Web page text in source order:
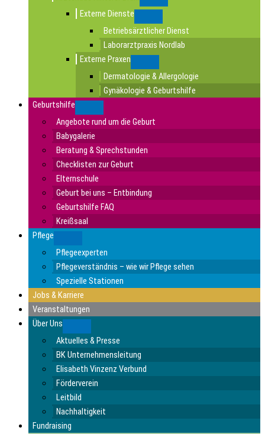
Externe Dienste
Betriebsärztlicher Dienst
Laborarztpraxis Nordlab
Externe Praxen
Dermatologie & Allergologie
Gynäkologie & Geburtshilfe
Geburtshilfe
Angebote rund um die Geburt
Babygalerie
Beratung & Sprechstunden
Checklisten zur Geburt
Elternschule
Geburt bei uns – Entbindung
Geburtshilfe FAQ
Kreißsaal
Pflege
Pflegeexperten
Pflegeverständnis – wie wir Pflege sehen
Spezielle Stationen
Jobs & Karriere
Veranstaltungen
Über Uns
Aktuelles & Presse
BK Unternehmensleitung
Elisabeth Vinzenz Verbund
Förderverein
Leitbild
Nachhaltigkeit
Fundraising